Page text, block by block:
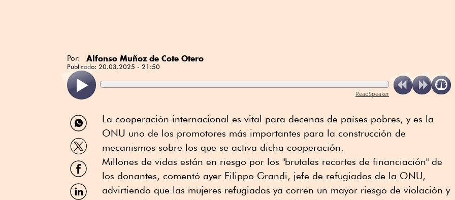
Por: Alfonso Muñoz de Cote Otero
Publicado: 20.03.2025 - 21:50
ReadSpeaker
Compartir
por
WhatsApp
Compartir
por
Twitter
Compartir
por
Facebook
Compartir
por
La cooperación internacional es vital para decenas de países pobres, y es la
ONU uno de los promotores más importantes para la construcción de
mecanismos sobre los que se activa dicha cooperación.
Millones de vidas están en riesgo por los "brutales recortes de financiación" de
los donantes, comentó ayer Filippo Grandi, jefe de refugiados de la ONU,
advirtiendo que las mujeres refugiadas ya corren un mayor riesgo de violación y